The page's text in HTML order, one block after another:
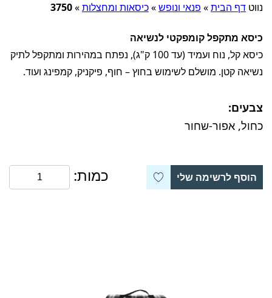
נווט דף הבית» פנאי ונופש»כיסאות ומחצלות»
3750
כיסא מתקפל קומפקטי לנשיאה
כיסא קל, נוח ועמיד (עד 100 ק"ג), נפתח במהירות ומתקפל לתיק
נשיאה קטן. מושלם לשימוש בחוץ – חוף, פיקניק, קמפינג ועוד.
צבעים:
כחול, אפור-שחור
הוסף לרשימה שלי כמות: